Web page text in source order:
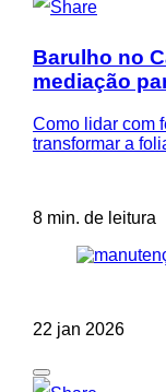
Barulho no
mediação
Como lidar com
transformar a
8 min. de leitura
22 jan 2026